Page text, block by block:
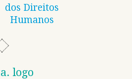
dos Direitos
Humanos